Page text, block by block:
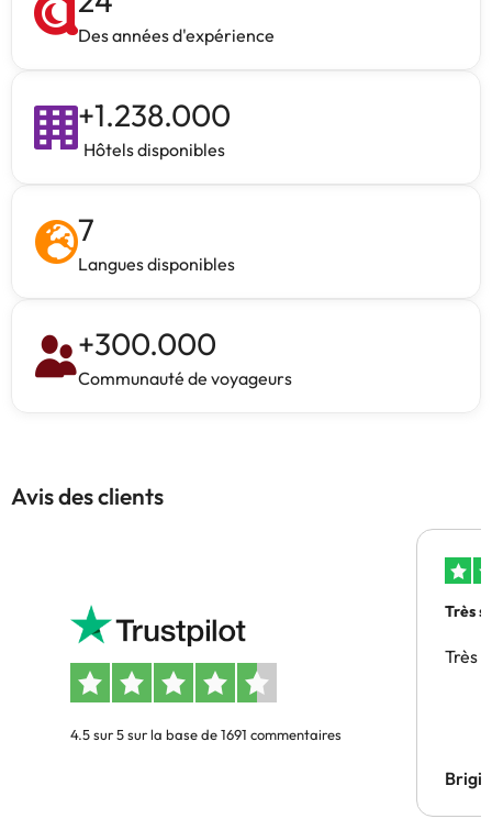
Des années d'expérience
+1.238.000
Hôtels disponibles
7
Langues disponibles
+300.000
Communauté de voyageurs
Avis des clients
4.5 sur 5 sur la base de 1691 commentaires
Très
Très